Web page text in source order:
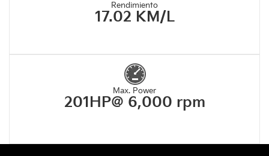
Rendimiento
17.02 KM/L
Max. Power
201HP@ 6,000 rpm